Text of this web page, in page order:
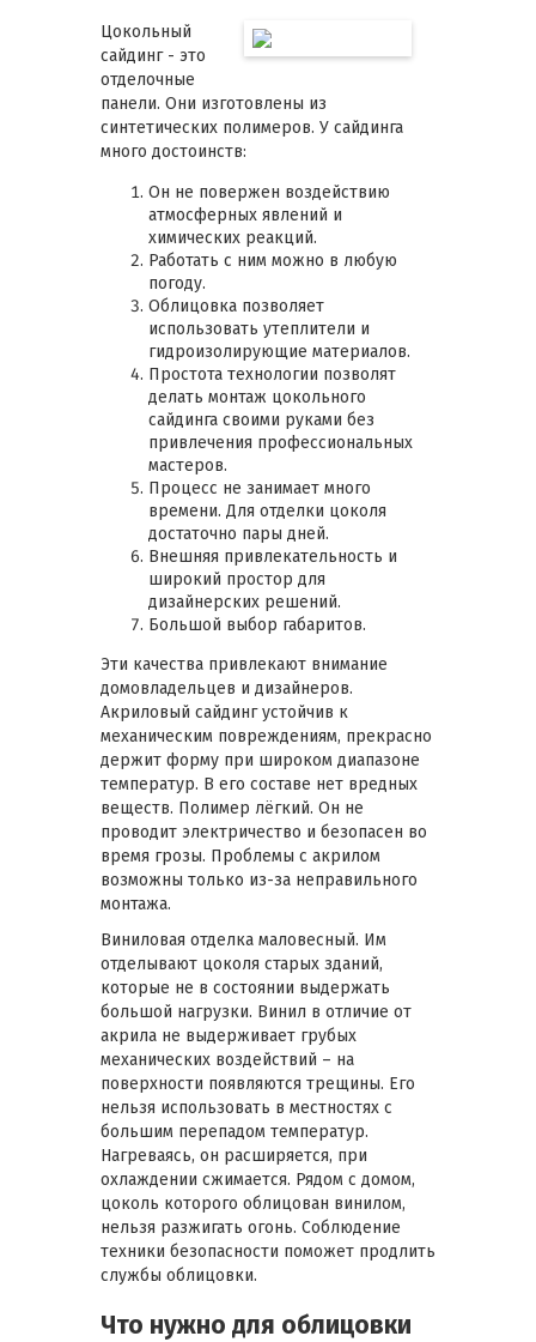
Цокольный
сайдинг - это
отделочные
панели. Они изготовлены из
синтетических полимеров. У сайдинга
много достоинств:
Он не повержен воздействию
атмосферных явлений и
химических реакций.
Работать с ним можно в любую
погоду.
Облицовка позволяет
использовать утеплители и
гидроизолирующие материалов.
Простота технологии позволят
делать монтаж цокольного
сайдинга своими руками без
привлечения профессиональных
мастеров.
Процесс не занимает много
времени. Для отделки цоколя
достаточно пары дней.
Внешняя привлекательность и
широкий простор для
дизайнерских решений.
Большой выбор габаритов.
Эти качества привлекают внимание
домовладельцев и дизайнеров.
Акриловый сайдинг устойчив к
механическим повреждениям, прекрасно
держит форму при широком диапазоне
температур. В его составе нет вредных
веществ. Полимер лёгкий. Он не
проводит электричество и безопасен во
время грозы. Проблемы с акрилом
возможны только из-за неправильного
монтажа.
Виниловая отделка маловесный. Им
отделывают цоколя старых зданий,
которые не в состоянии выдержать
большой нагрузки. Винил в отличие от
акрила не выдерживает грубых
механических воздействий – на
поверхности появляются трещины. Его
нельзя использовать в местностях с
большим перепадом температур.
Нагреваясь, он расширяется, при
охлаждении сжимается. Рядом с домом,
цоколь которого облицован винилом,
нельзя разжигать огонь. Соблюдение
техники безопасности поможет продлить
службы облицовки.
Что нужно для облицовки